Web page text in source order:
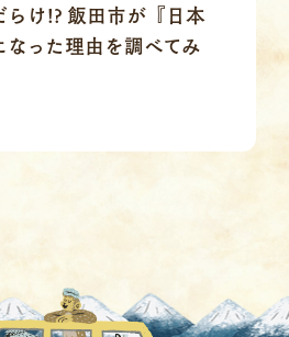
け!? 飯田市が『日本
った理由を調べてみ